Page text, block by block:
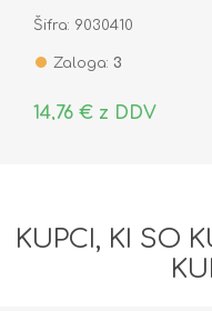
Šifra: 9030410
Zaloga: 3
14,76 € z DDV
KUPCI, KI SO